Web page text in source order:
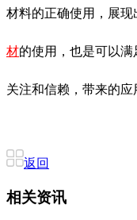
材料的正确使用，展
材的使用，也是可以
关注和信赖，带来的应
返回
相关资讯